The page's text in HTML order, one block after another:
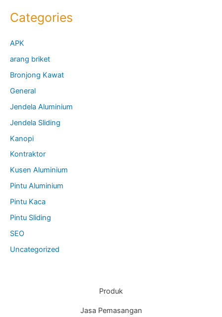
Categories
APK
arang briket
Bronjong Kawat
General
Jendela Aluminium
Jendela Sliding
Kanopi
Kontraktor
Kusen Aluminium
Pintu Aluminium
Pintu Kaca
Pintu Sliding
SEO
Uncategorized
Produk
Jasa Pemasangan